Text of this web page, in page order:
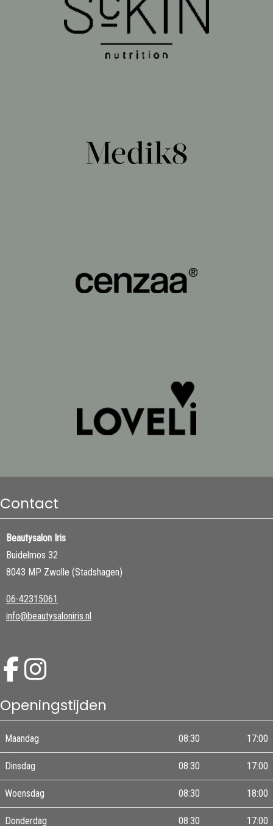
Contact
Beautysalon Iris
Buidelmos 32
8043 MP Zwolle (Stadshagen)
06-42315061
info@beautysaloniris.nl
Openingstijden
Maandag 08:30 17:00
Dinsdag 08:30 17:00
Woensdag 08:30 18:00
Donderdag 08:30 17:00